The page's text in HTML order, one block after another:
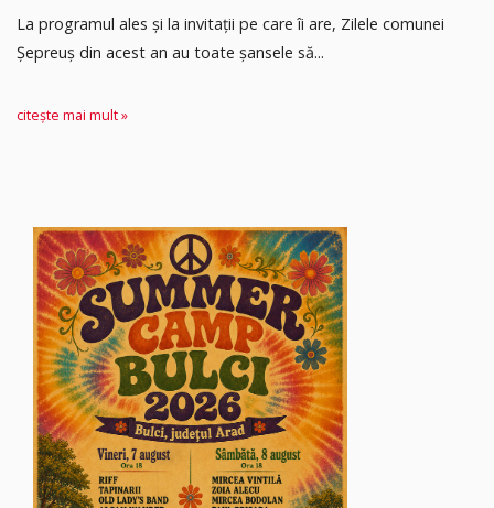
La programul ales și la invitații pe care îi are, Zilele comunei
Șepreuș din acest an au toate șansele să...
citește mai mult »